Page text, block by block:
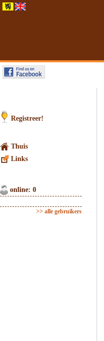
Registreer!
Thuis
Links
online: 0
>> alle gebruikers